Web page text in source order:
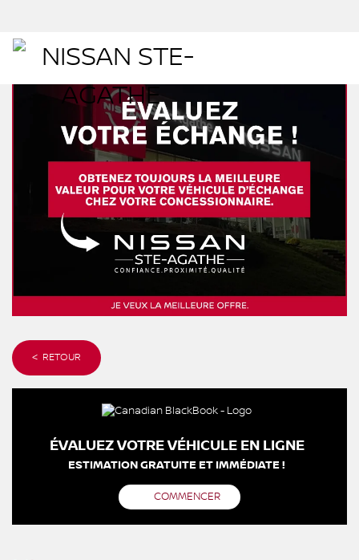
< RETOUR
ÉVALUEZ VOTRE VÉHICULE EN LIGNE
ESTIMATION GRATUITE ET IMMÉDIATE !
COMMENCER